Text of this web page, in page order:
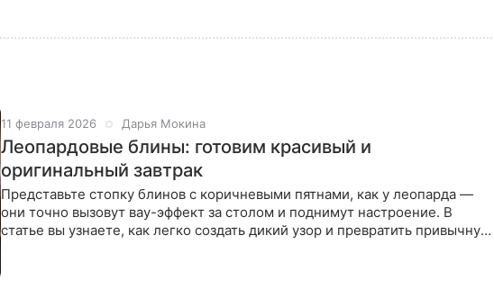
11 февраля 2026 Дарья Мокина
Леопардовые блины: готовим красивый и
оригинальный завтрак
Представьте стопку блинов с коричневыми пятнами, как у леопарда —
они точно вызовут вау-эффект за столом и поднимут настроение. В
статье вы узнаете, как легко создать дикий узор и превратить привычную